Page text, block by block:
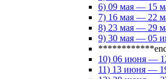
6) 09 мая — 15
7) 16 мая — 22
8) 23 мая — 29
9) 30 мая — 05
10) 06 июня —
11) 13 июня —